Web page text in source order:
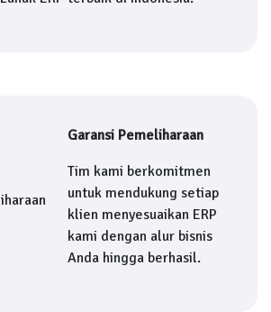
Garansi Pemeliharaan
Tim kami berkomitmen
untuk mendukung setiap
klien menyesuaikan ERP
kami dengan alur bisnis
Anda hingga berhasil.